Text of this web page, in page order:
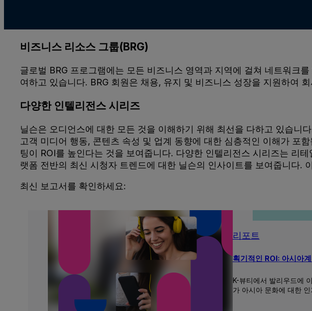
비즈니스 리소스 그룹(BRG)
글로벌 BRG 프로그램에는 모든 비즈니스 영역과 지역에 걸쳐 네트워크
여하고 있습니다. BRG 회원은 채용, 유지 및 비즈니스 성장을 지원하여
다양한 인텔리전스 시리즈
닐슨은 오디언스에 대한 모든 것을 이해하기 위해 최선을 다하고 있습니
고객 미디어 행동, 콘텐츠 속성 및 업계 동향에 대한 심층적인 이해가 포
팅이 ROI를 높인다는 것을 보여줍니다. 다양한 인텔리전스 시리즈는 리
랫폼 전반의 최신 시청자 트렌드에 대한 닐슨의 인사이트를 보여줍니다
최신 보고서를 확인하세요:
리포트
획기적인 ROI: 아시아
K-뷰티에서 발리우드에
가 아시아 문화에 대한